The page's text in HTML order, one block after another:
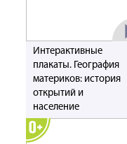
Интерактивные
плакаты. География
материков: история
открытий и
население